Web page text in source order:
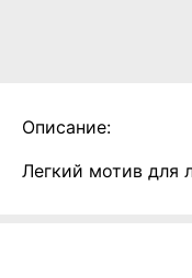
Описание:
Легкий мотив для